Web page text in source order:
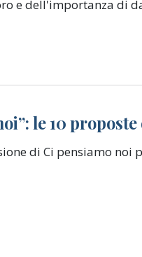
e dell'importanza di
le 10
di Ci pensiamo noi